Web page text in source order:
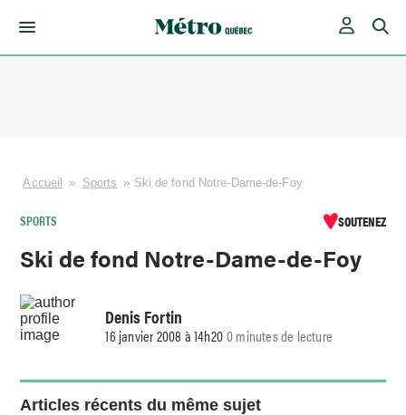
Accueil » Sports » Ski de fond Notre-Dame-de-Foy
SPORTS SOUTENEZ
Ski de fond Notre-Dame-de-Foy
Denis Fortin
16 janvier 2008 à 14h200 minutes de lecture
Articles récents du même sujet